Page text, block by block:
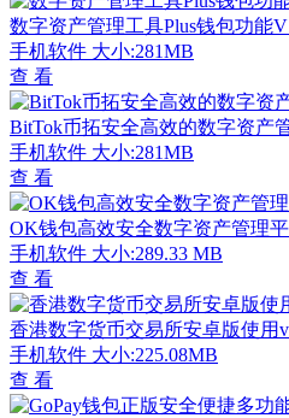
数字资产管理工具Plus钱包功能
手机软件 大小:281MB
查 看
BitTok币拓安全高效的数字资产
手机软件 大小:281MB
查 看
OK钱包高效安全数字资产管理
手机软件 大小:289.33 MB
查 看
香港数字货币交易所安卓版使用
手机软件 大小:225.08MB
查 看